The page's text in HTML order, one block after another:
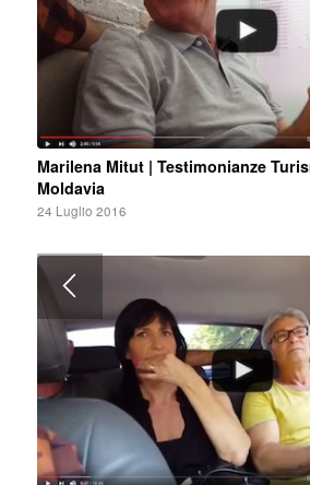
Marilena Mitut | Testimonianze
Moldavia
24 Luglio 2016